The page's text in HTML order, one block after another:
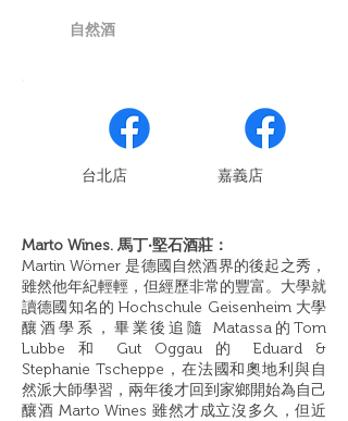
自然酒
​台北店 嘉義店
Marto Wines. 馬丁‧堅石酒莊：
Martin Wörner 是德國自然酒界的後起之秀，
雖然他年紀輕輕，但經歷非常的豐富。大學就
讀德國知名的 Hochschule Geisenheim 大學
釀酒學系，畢業後追隨 Matassa的Tom
Lubbe 和 Gut Oggau 的 Eduard &
Stephanie Tscheppe，在法國和奧地利與自
然派大師學習，兩年後才回到家鄉開始為自己
釀酒 Marto Wines 雖然才成立沒多久，但近